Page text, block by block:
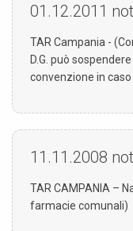
01.12.2011
TAR Campania -
D.G. può
convenzione in
11.11.2008
TAR CAMPANIA –
farmacie comunali)